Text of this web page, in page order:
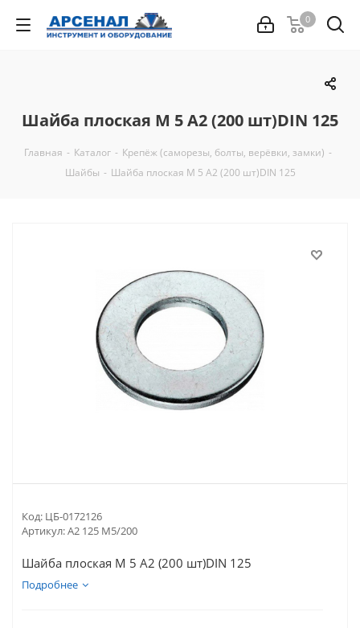
0
Шайба плоская M 5 A2 (200 шт)DIN 125
Главная - Каталог - Крепёж (саморезы, болты, верёвки, замки) -
Шайбы - Шайба плоская M 5 A2 (200 шт)DIN 125
Код: ЦБ-0172126
Артикул:А2 125 М5/200
Шайба плоская M 5 A2 (200 шт)DIN 125
Подробнее